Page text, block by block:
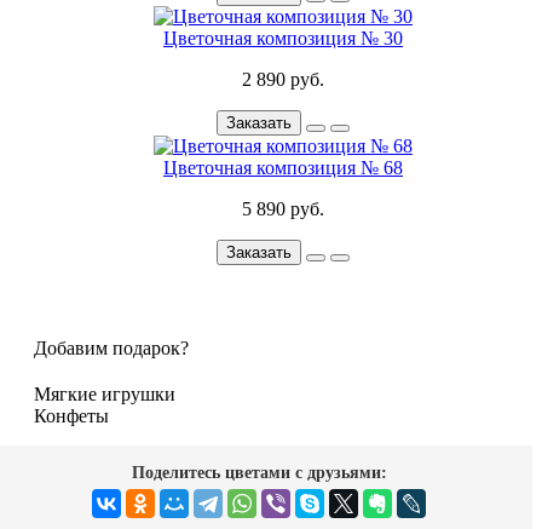
Цветочная композиция № 30
2 890 руб.
Заказать
Цветочная композиция № 68
5 890 руб.
Заказать
Добавим подарок?
Мягкие игрушки
Конфеты
Поделитесь цветами с друзьями: